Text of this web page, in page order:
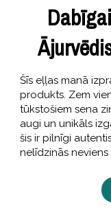
Šīs eļļas manā
produkts. Zem
tūkstošiem sena
augi un unikāls
šis ir pilnīgi
nelīdzinās neviens